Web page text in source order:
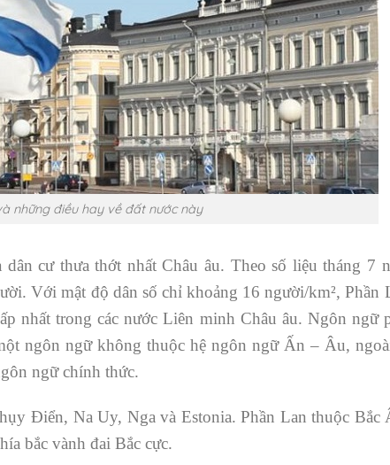
những điều hay về đất nước này
cư thưa thớt nhất Châu âu. Theo số liệu tháng 7
Với mật độ dân số chỉ khoảng 16 người/km², Phần
nhất trong các nước Liên minh Châu âu. Ngôn ngữ
ngôn ngữ không thuộc hệ ngôn ngữ Ấn – Âu,
ngữ chính thức.
Điển, Na Uy, Nga và Estonia. Phần Lan thuộc Bắc
bắc vành đai Bắc cực.